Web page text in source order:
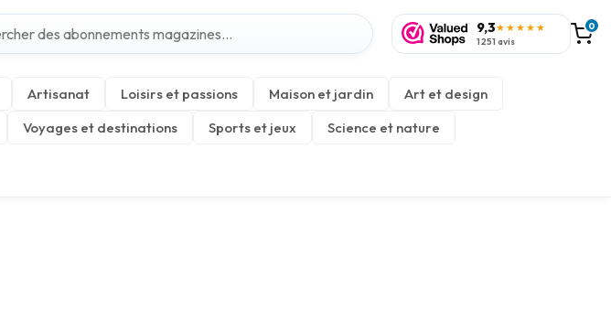
9,3★★★★★
1 251 avis
0
Artisanat Loisirs et passions Maison et jardin
Art et design
Voyages et destinations Sports et jeux
Science et nature